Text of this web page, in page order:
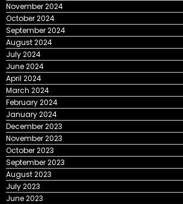
November 2024
October 2024
September 2024
August 2024
July 2024
June 2024
April 2024
March 2024
February 2024
January 2024
December 2023
November 2023
October 2023
September 2023
August 2023
July 2023
June 2023